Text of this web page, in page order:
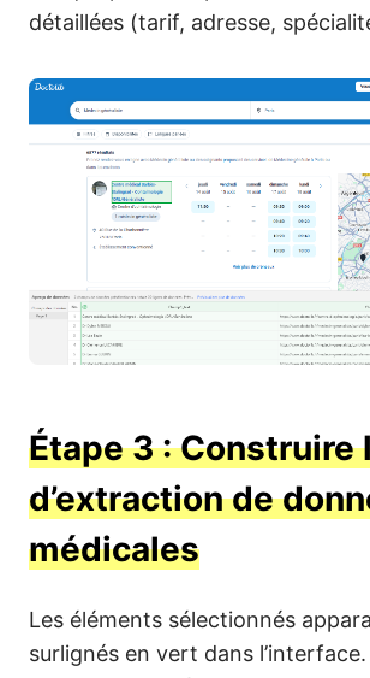
détaillées (tarif, adresse,
Étape 3 : Construire
d’extraction de
médicales
Les éléments sélectionnés
surlignés en vert dans